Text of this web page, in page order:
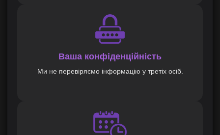
Ваша конфіденційність
Ми не перевіряємо інформацію у третіх осіб.